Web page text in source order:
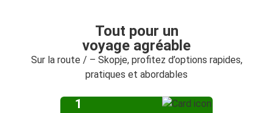
Tout pour un
voyage agréable
Sur la route / – Skopje, profitez d’options rapides,
pratiques et abordables
1